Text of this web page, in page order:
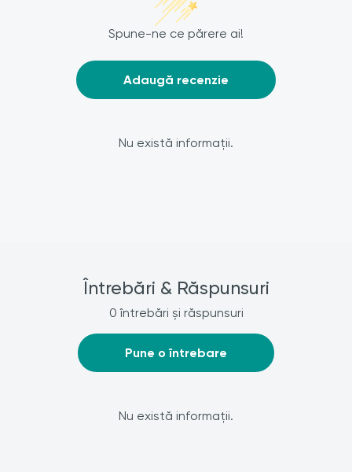
Spune-ne ce părere ai!
Adaugă recenzie
Nu există informații.
Întrebări & Răspunsuri
0 întrebări și răspunsuri
Pune o întrebare
Nu există informații.